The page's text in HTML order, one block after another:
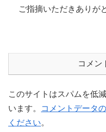
ご指摘いただきありが
コメン
このサイトはスパムを低
います。
コメントデータ
ください。